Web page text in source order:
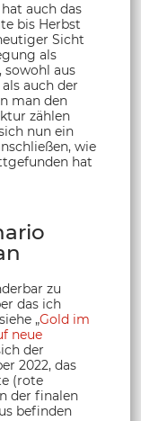
auch das
bis Herbst
Sicht
als
aus
auch der
man den
zählen
nun ein
wie
hat
zu
das ich
„Gold im
neue
der
2022, das
(rote
der finalen
befinden